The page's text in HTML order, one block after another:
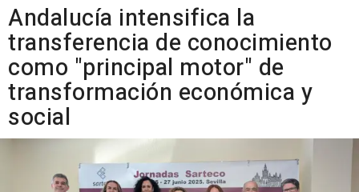
Andalucía intensifica la
transferencia de conocimiento
como "principal motor" de
transformación económica y
social